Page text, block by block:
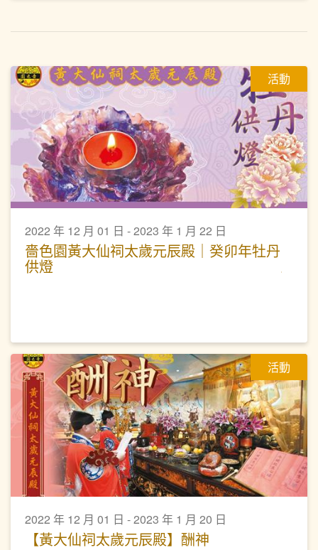
活動
2022 年 12 月 01 日 - 2023 年 1 月 22 日
嗇色園黃大仙祠太歲元辰殿｜癸卯年牡丹
供燈
活動
2022 年 12 月 01 日 - 2023 年 1 月 20 日
【黃大仙祠太歲元辰殿】酬神